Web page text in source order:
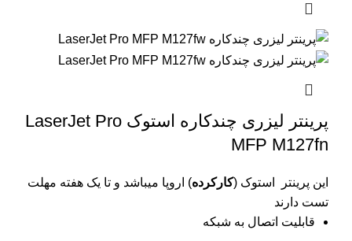
پرینتر لیزری چندکاره استوک LaserJet Pro
MFP M127fn
این پرینتر استوک (کارکرده) اروپا میباشد و تا یک هفته مهلت
تست دارند
قابلیت اتصال به شبکه